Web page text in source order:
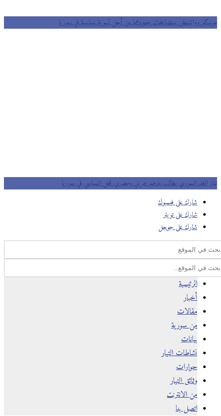
وواشنطن ستضاعفان جهودهما من أجل تسوية سياسية في سوريا
الغد السوري يطالب بدعم عربي ومصري للحل السياسي في سوريا
شارك على فيسبوك
شارك على تويتر
شارك على جوجل
الرئيسية
أخبار
مقالات
من سورية
بيانات
نشاطات التيار
حوارات
وثائق التيار
من الانترنت
اتصل بنا